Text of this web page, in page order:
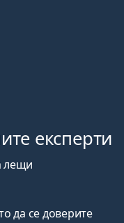
експерти
лещи
да се доверите